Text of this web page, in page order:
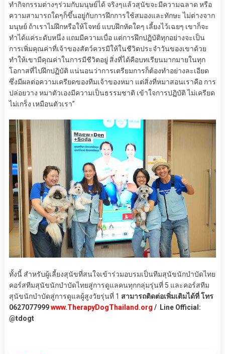
ทำกิจกรรมต่างๆร่วมกับมนุษย์ได้ จริงๆแล้วสุนัขจะมีความฉลาด หรือ
ความสามารถใดๆก็ขึ้นอยู่กับการฝึกการใช้สมองและทักษะ ไม่ต่างจาก
มนุษย์ ถ้าเราไม่ฝึกหรือให้โจทย์ แบบฝึกหัดใดๆ เลี้ยงไว้เฉยๆ เขาก็จะ
ทำได้แค่ระดับหนึ่ง แถมมีความเบื่อ แต่การฝึกปฏิบัติทุกอย่างจะเป็น
การเพิ่มคุณค่าที่เจ้าของสัตว์ควรมีให้ในชีวิตประจำวันของเขาด้วย
ทำให้เขามีคุณค่าในการมีชีวิตอยู่ สิ่งที่ได้คือบทเรียนมากมายในทุก
โอกาสที่ไปฝึกปฏิบัติ แน่นอนว่าการเตรียมการก็ต้องทำอย่างละเอียด
ซึ่งมีผลต่อความเครียดของทีมเจ้าของหมา แต่สิ่งที่หมาสอนเราคือ การ
ปล่อยวาง หมาตัวเองมีความเป็นธรรมชาติ เข้าใจการปฏิบัติ ไม่เครียด
ไม่เกร็ง เหมือนตัวเรา”
ทั้งนี้ สำหรับผู้เลี้ยงสุนัขที่สนใจเข้าร่วมอบรมเป็นทีมสุนัขนักบำบัดไทย
คอร์สทีมสุนัขนักบำบัดไทยสู่การดูแลคนทุกกลุ่มรุ่นที่ 5 และคอร์สทีม
สุนัขนักบำบัดสู่การดูแลผู้สูงวัยรุ่นที่ 1 สามารถติดต่อเพิ่มเติมได้ที่ โทร
0627077999www.TherapyDogThailand.org / Line Official:
@tdogt